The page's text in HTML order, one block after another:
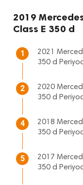
2019
Class E 350 d
1
2021
350 d
2
2020
350 d
4
2018
350 d
5
2017
350 d